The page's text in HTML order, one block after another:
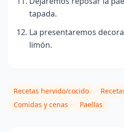
tapada.
La presentaremos
limón.
Recetas hervido/cocido
Comidas y cenas
Paellas